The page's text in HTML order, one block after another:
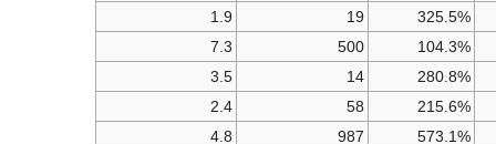
325.5%
19
1.9
104.3%
500
7.3
280.8%
14
3.5
215.6%
58
2.4
573.1%
987
4.8